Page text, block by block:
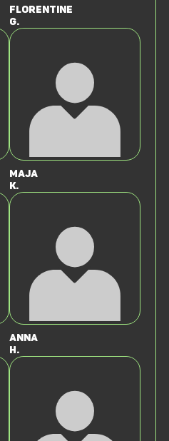
Florentine
G.
Maja
K.
Anna
H.